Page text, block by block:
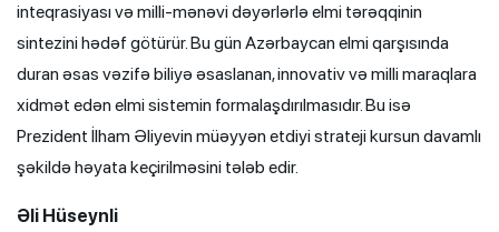
inteqrasiyası və milli-mənəvi dəyərlərlə elmi tərəqqinin
sintezini hədəf götürür. Bu gün Azərbaycan elmi qarşısında
duran əsas vəzifə biliyə əsaslanan, innovativ və milli maraqlara
xidmət edən elmi sistemin formalaşdırılmasıdır. Bu isə
Prezident İlham Əliyevin müəyyən etdiyi strateji kursun davamlı
şəkildə həyata keçirilməsini tələb edir.
Əli Hüseynli